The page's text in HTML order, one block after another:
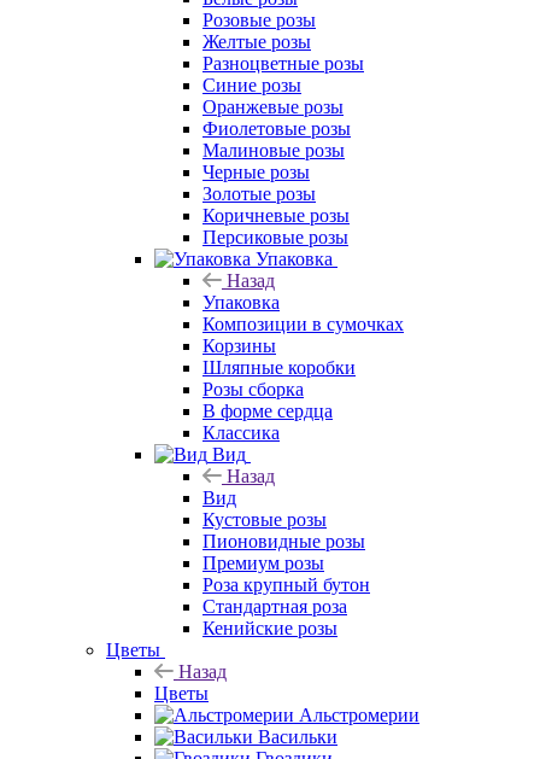
Розовые розы
Желтые розы
Разноцветные розы
Синие розы
Оранжевые розы
Фиолетовые розы
Малиновые розы
Черные розы
Золотые розы
Коричневые розы
Персиковые розы
Упаковка
Назад
Упаковка
Композиции в сумочках
Корзины
Шляпные коробки
Розы сборка
В форме сердца
Классика
Вид
Назад
Вид
Кустовые розы
Пионовидные розы
Премиум розы
Роза крупный бутон
Стандартная роза
Кенийские розы
Цветы
Назад
Цветы
Альстромерии
Васильки